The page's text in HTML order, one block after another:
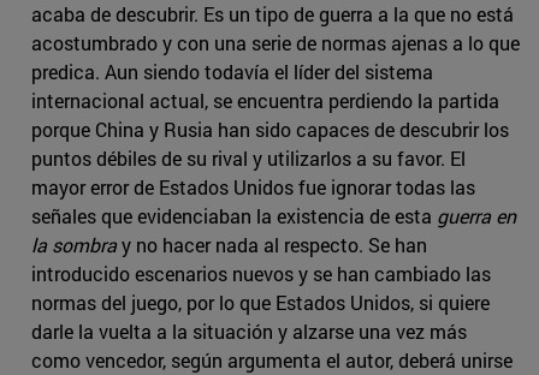
acaba de descubrir. Es un tipo de guerra a la que no está
acostumbrado y con una serie de normas ajenas a lo que
predica. Aun siendo todavía el líder del sistema
internacional actual, se encuentra perdiendo la partida
porque China y Rusia han sido capaces de descubrir los
puntos débiles de su rival y utilizarlos a su favor. El
mayor error de Estados Unidos fue ignorar todas las
señales que evidenciaban la existencia de esta guerra en
la sombray no hacer nada al respecto. Se han
introducido escenarios nuevos y se han cambiado las
normas del juego, por lo que Estados Unidos, si quiere
darle la vuelta a la situación y alzarse una vez más
como vencedor, según argumenta el autor, deberá unirse